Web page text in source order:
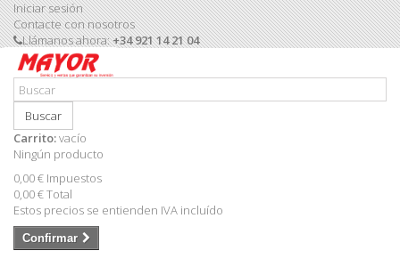
Iniciar sesión
Contacte con nosotros
Llámanos ahora:+34 921 14 21 04
Buscar
Carrito:vacío
Ningún producto
0,00 € Impuestos
0,00 €Total
Estos precios se entienden IVA incluído
Confirmar